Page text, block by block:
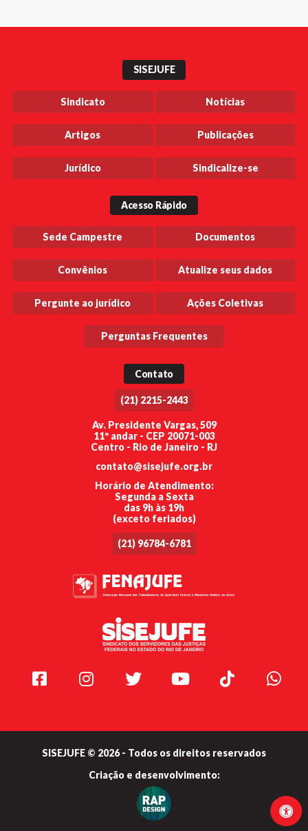
SISEJUFE
Sindicato Notícias
Artigos Publicações
Jurídico Sindicalize-se
Acesso Rápido
Sede Campestre Documentos
Convênios Atualize seus dados
Pergunte ao jurídico Ações Coletivas
Perguntas Frequentes
Contato
(21) 2215-2443
Av. Presidente Vargas, 509
11º andar - CEP 20071-003
Centro - Rio de Janeiro - RJ
contato@sisejufe.org.br
Horário de Atendimento:
Segunda a Sexta
das 9h às 19h
(exceto feriados)
(21) 96784-6781
Facebook Instagram Twitter Youtube TikTok
SISEJUFE © 2026 - Todos os direitos reservados
Criação e desenvolvimento: